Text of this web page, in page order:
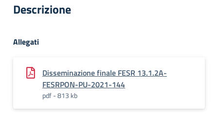
Descrizione
Allegati
Disseminazione finale FESR 13.1.2A-
FESRPON-PU-2021-144
pdf - 813 kb